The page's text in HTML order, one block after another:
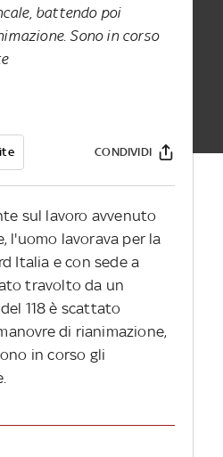
battendo poi
Sono in corso
CONDIVIDI
sul lavoro avvenuto
l'uomo lavorava per la
Italia e con sede a
travolto da un
118 è scattato
di rianimazione,
in corso gli